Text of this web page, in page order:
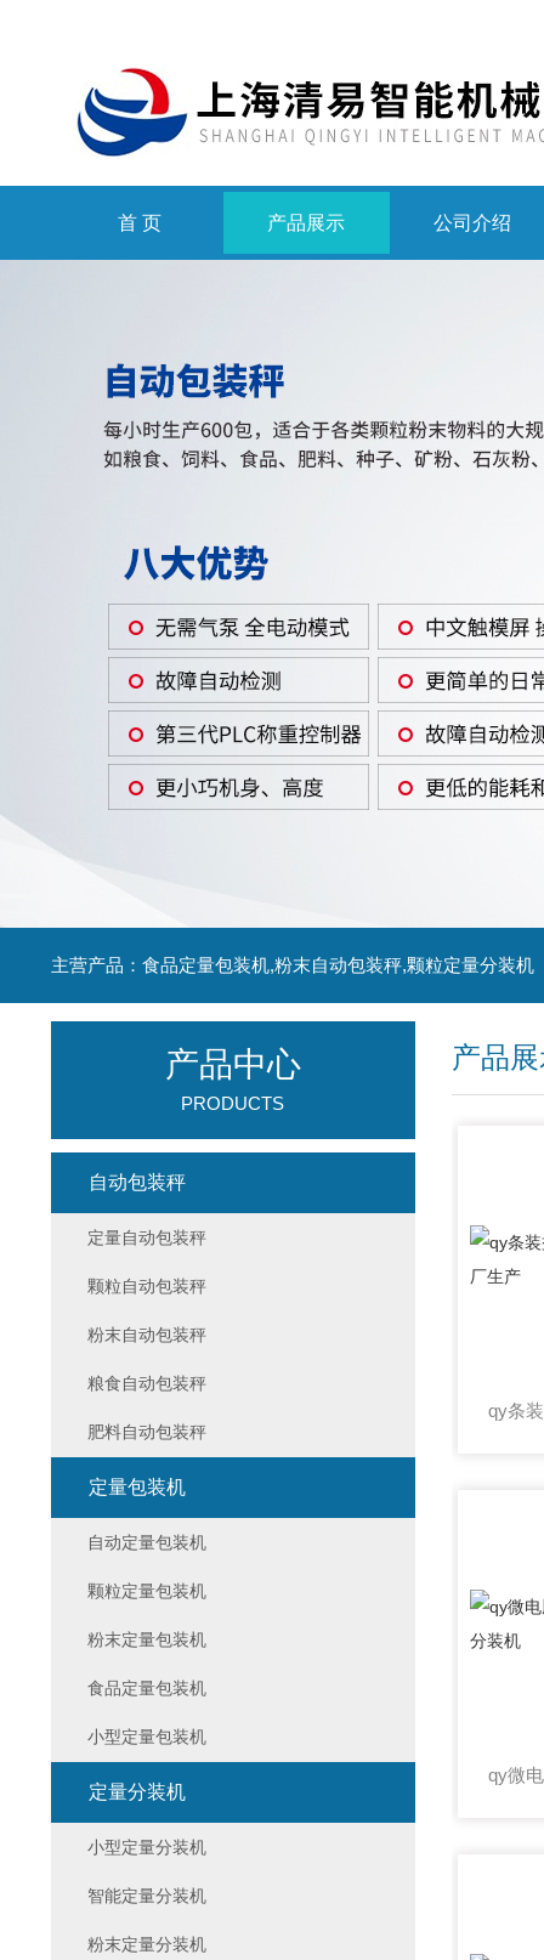
首 页 产品展示 公司介绍
主营产品：食品定量包装机,粉末自动包装秤,颗粒定量分装机
产品
产品中心
PRODUCTS
自动包装秤
定量自动包装秤
颗粒自动包装秤
粉末自动包装秤
粮食自动包装秤
肥料自动包装秤
定量包装机
自动定量包装机
颗粒定量包装机
粉末定量包装机
食品定量包装机
小型定量包装机
定量分装机
小型定量分装机
智能定量分装机
粉末定量分装机